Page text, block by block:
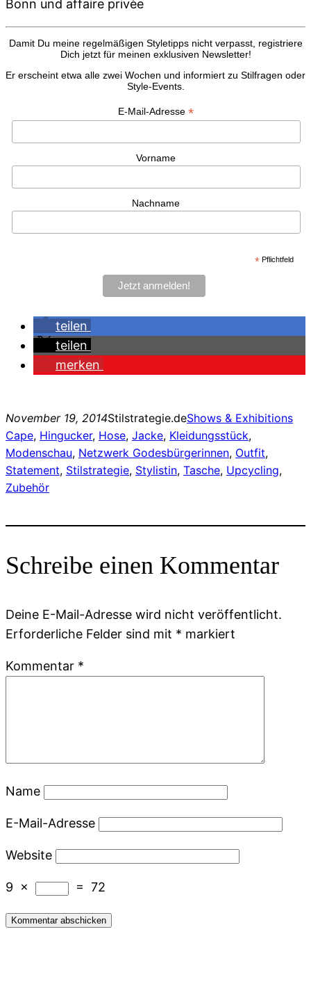
Bonn und affaire privèe
Damit Du meine regelmäßigen Styletipps nicht verpasst, registriere
Dich jetzt für meinen exklusiven Newsletter!
Er erscheint etwa alle zwei Wochen und informiert zu Stilfragen oder
Style-Events.
E-Mail-Adresse *
Vorname
Nachname
*Pflichtfeld
teilen
teilen
merken
November 19, 2014Stilstrategie.deShows & Exhibitions
Cape, Hingucker, Hose, Jacke, Kleidungsstück
Modenschau, Netzwerk Godesbürgerinnen, Outfit
Statement, Stilstrategie, Stylistin, Tasche, Upcycling
Zubehör
Schreibe einen Kommentar
Deine E-Mail-Adresse wird nicht veröffentlicht.
Erforderliche Felder sind mit * markiert
Kommentar *
Name
E-Mail-Adresse
Website
9 × = 72